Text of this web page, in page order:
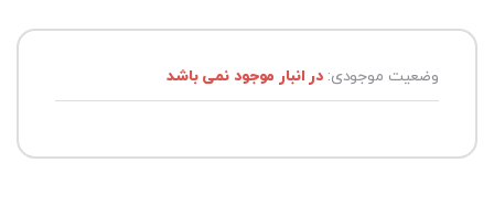
وضعیت موجودی:در انبار موجود نمی باشد